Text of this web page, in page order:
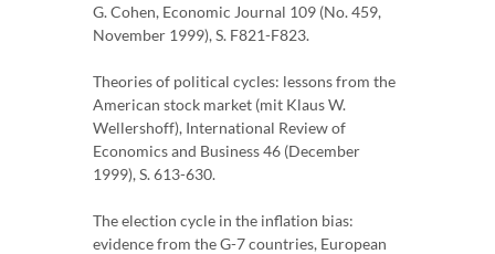
G. Cohen, Economic Journal 109 (No. 459,
November 1999), S. F821-F823.
Theories of political cycles: lessons from the
American stock market (mit Klaus W.
Wellershoff), International Review of
Economics and Business 46 (December
1999), S. 613-630.
The election cycle in the inflation bias:
evidence from the G-7 countries, European